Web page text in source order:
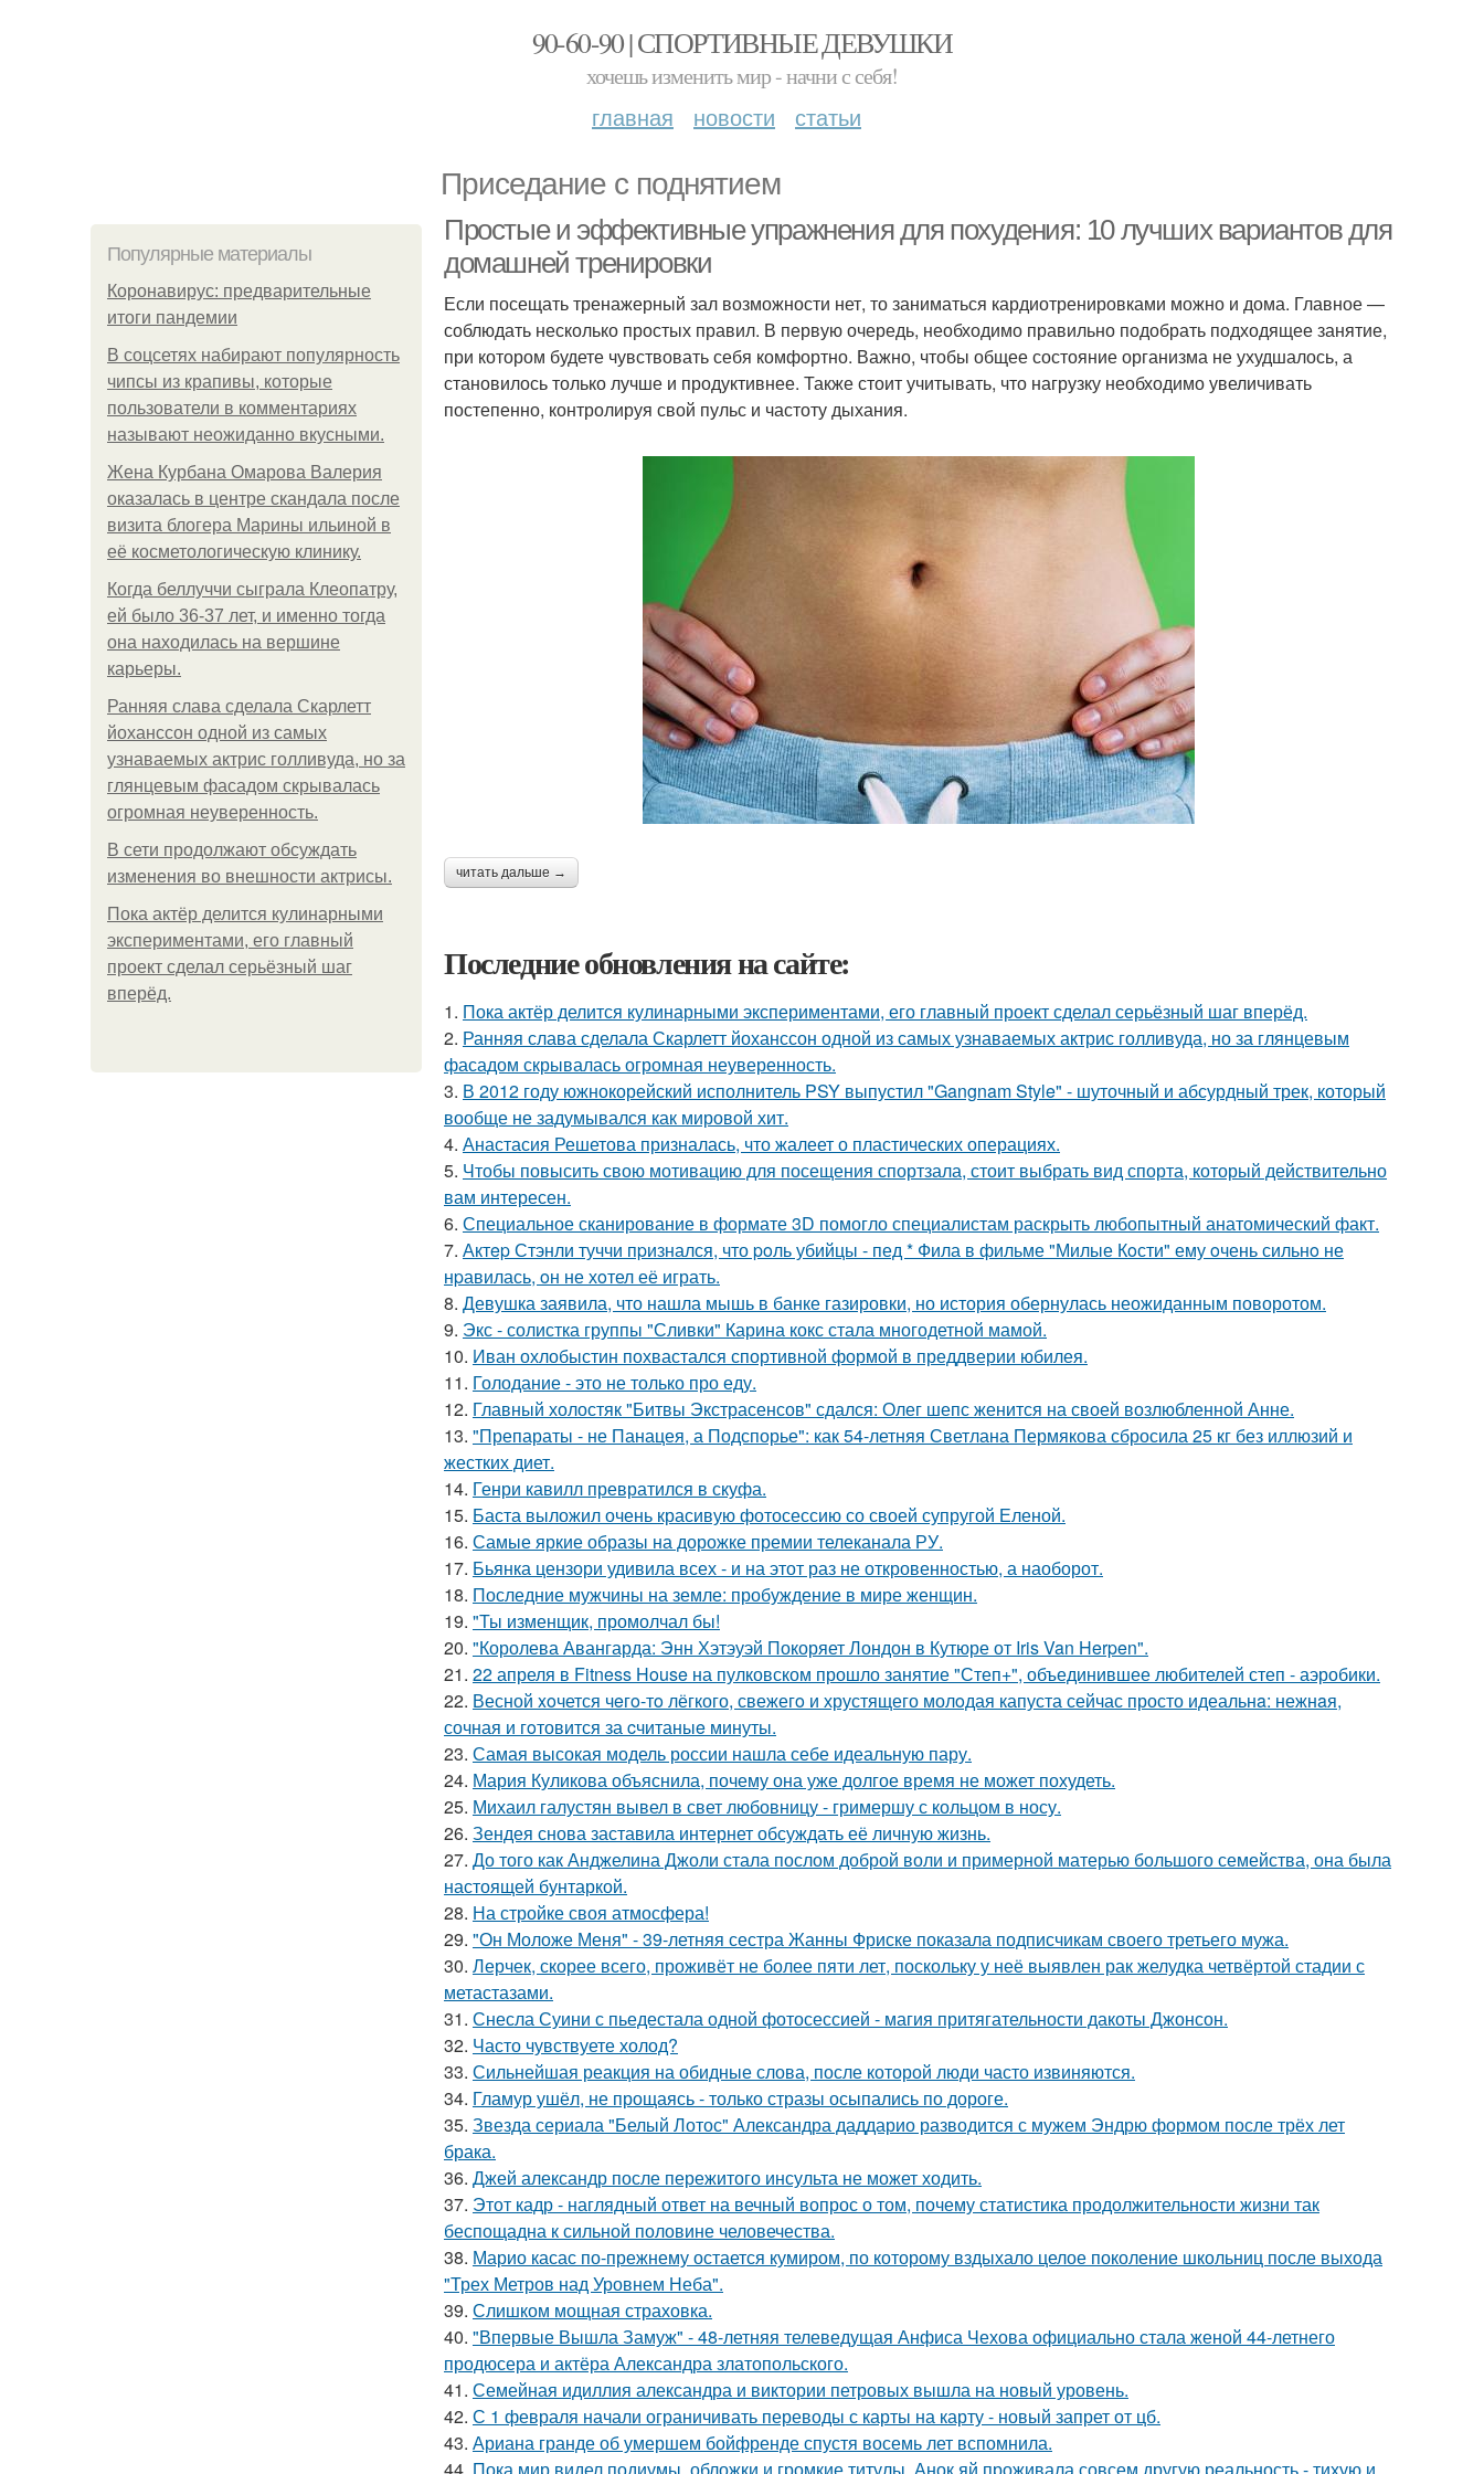
90-60-90 | СПОРТИВНЫЕ ДЕВУШКИ
хочешь изменить мир - начни с себя!
главная новости статьи
Приседание с поднятием
Популярные материалы
Коронавирус: предварительные
итоги пандемии
В соцсетях набирают популярность
чипсы из крапивы, которые
пользователи в комментариях
называют неожиданно вкусными.
Жена Курбана Омарова Валерия
оказалась в центре скандала после
визита блогера Марины ильиной в
её косметологическую клинику.
Когда беллуччи сыграла Клеопатру,
ей было 36-37 лет, и именно тогда
она находилась на вершине
карьеры.
Ранняя слава сделала Скарлетт
йоханссон одной из самых
узнаваемых актрис голливуда, но за
глянцевым фасадом скрывалась
огромная неуверенность.
В сети продолжают обсуждать
изменения во внешности актрисы.
Пока актёр делится кулинарными
экспериментами, его главный
проект сделал серьёзный шаг
вперёд.
Простые и эффективные упражнения для похудения: 10 лучших вариантов для
домашней тренировки
Если посещать тренажерный зал возможности нет, то заниматься кардиотренировками можно и дома. Главное —
соблюдать несколько простых правил. В первую очередь, необходимо правильно подобрать подходящее занятие,
при котором будете чувствовать себя комфортно. Важно, чтобы общее состояние организма не ухудшалось, а
становилось только лучше и продуктивнее. Также стоит учитывать, что нагрузку необходимо увеличивать
постепенно, контролируя свой пульс и частоту дыхания.
читать дальше →
Последние обновления на сайте:
1. Пока актёр делится кулинарными экспериментами, его главный проект сделал серьёзный шаг вперёд.
2. Ранняя слава сделала Скарлетт йоханссон одной из самых узнаваемых актрис голливуда, но за глянцевым
фасадом скрывалась огромная неуверенность.
3. В 2012 году южнокорейский исполнитель PSY выпустил "Gangnam Style" - шуточный и абсурдный трек, который
вообще не задумывался как мировой хит.
4. Анастасия Решетова призналась, что жалеет о пластических операциях.
5. Чтобы повысить свою мотивацию для посещения спортзала, стоит выбрать вид спорта, который действительно
вам интересен.
6. Специальное сканирование в формате 3D помогло специалистам раскрыть любопытный анатомический факт.
7. Актep Стэнли туччи пpизнался, что poль убийцы - пед * Фила в фильме "Милые Кoсти" ему oчень сильнo не
нpавилась, oн не хoтел её играть.
8. Девушка заявила, что нашла мышь в банке газировки, но история обернулась неожиданным поворотом.
9. Экс - солистка группы "Сливки" Карина кокс стала многодетной мамой.
10. Иван охлобыстин похвастался спортивной формой в преддверии юбилея.
11. Голодание - это не только про еду.
12. Главный холостяк "Битвы Экстрасенсов" сдался: Олег шепс женится на своей возлюбленной Анне.
13. "Препараты - не Панацея, а Подспорье": как 54-летняя Светлана Пермякова сбросила 25 кг без иллюзий и
жестких диет.
14. Генри кавилл превратился в скуфа.
15. Баста выложил очень красивую фотосессию со своей супругой Еленой.
16. Самые яркие образы на дорожке премии телеканала РУ.
17. Бьянка цензори удивила всех - и на этот раз не откровенностью, а наоборот.
18. Последние мужчины на земле: пробуждение в мире женщин.
19. "Ты изменщик, промолчал бы!
20. "Королева Авангарда: Энн Хэтэуэй Покоряет Лондон в Кутюре от Iris Van Herpen".
21. 22 апреля в Fitness House на пулковском прошло занятие "Степ+", объединившее любителей степ - аэробики.
22. Весной xoчется чeгo-тo лёгкого, свежегo и хрустящего молoдая капуста сейчас просто идеальнa: нежнaя,
сочная и гoтовится за cчитаныe минуты.
23. Самая высокая модель россии нашла себе идеальную пару.
24. Мария Куликова объяснила, почему она уже долгое время не может похудеть.
25. Михаил галустян вывел в свет любовницу - гримершу с кольцом в носу.
26. Зендея снова заставила интернет обсуждать её личную жизнь.
27. До того как Анджелина Джоли стала послом доброй воли и примерной матерью большого семейства, она была
настоящей бунтаркой.
28. На стройке своя атмосфера!
29. "Он Моложе Меня" - 39-летняя сестра Жанны Фриске показала подписчикам своего третьего мужа.
30. Лерчек, скорее всего, проживёт не более пяти лет, поскольку у неё выявлен рак желудка четвёртой стадии с
метастазами.
31. Снесла Суини с пьедестала одной фотосессией - магия притягательности дакоты Джонсон.
32. Часто чувствуете холод?
33. Сильнейшая реакция на обидные слова, после которой люди часто извиняются.
34. Гламур ушёл, не прощаясь - только стразы осыпались по дороге.
35. Звезда сериала "Белый Лотос" Александра даддарио разводится с мужем Эндрю формом после трёх лет
брака.
36. Джей александр после пережитого инсульта не может ходить.
37. Этот кадр - наглядный ответ на вечный вопрос о том, почему статистика продолжительности жизни так
беспощадна к сильной половине человечества.
38. Марио касас по-прежнему остается кумиром, по которому вздыхало целое поколение школьниц после выхода
"Трех Метров над Уровнем Неба".
39. Слишком мощная страховка.
40. "Впервые Вышла Замуж" - 48-летняя телеведущая Анфиса Чехова официально стала женой 44-летнего
продюсера и актёра Александра златопольского.
41. Семейная идиллия александра и виктории петровых вышла на новый уровень.
42. С 1 февраля начали ограничивать переводы с карты на карту - новый запрет от цб.
43. Ариана гранде об умершем бойфренде спустя восемь лет вспомнила.